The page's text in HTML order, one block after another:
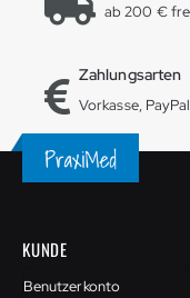
ab 200 €
Zahlungsarten
Vorkasse,
KUNDE
Benutzerkonto